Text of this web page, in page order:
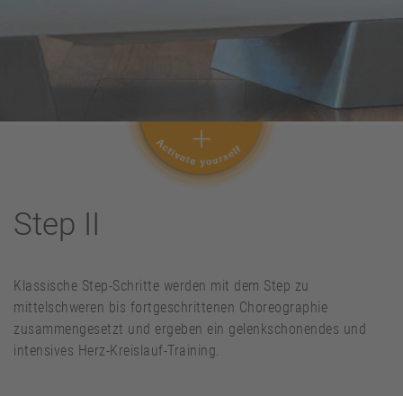
Step II
Klassische Step-Schritte werden mit dem Step zu
mittelschweren bis fortgeschrittenen Choreographie
zusammengesetzt und ergeben ein gelenkschonendes und
intensives Herz-Kreislauf-Training.